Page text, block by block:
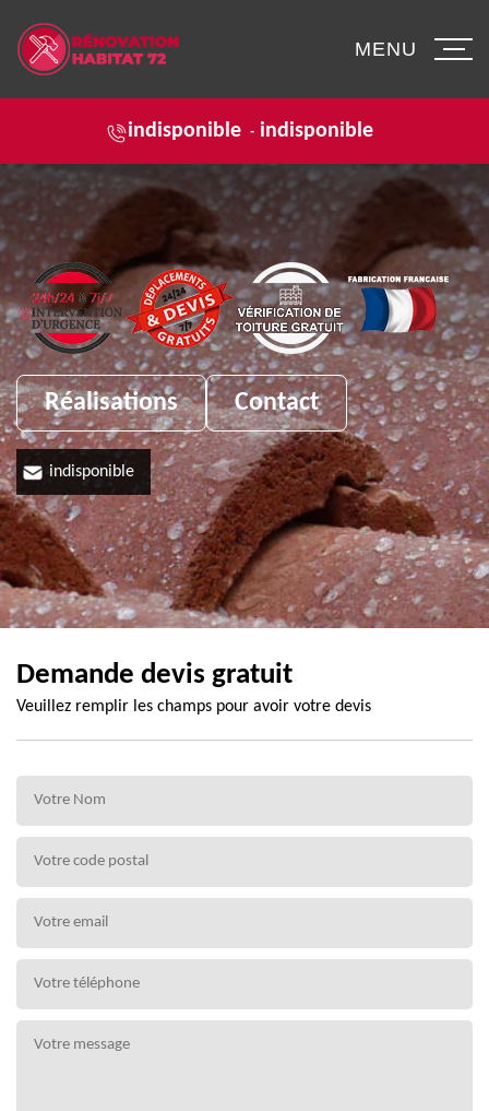
indisponible - indisponible
MENU
Réalisations Contact
indisponible
Demande devis gratuit
Veuillez remplir les champs pour avoir votre devis